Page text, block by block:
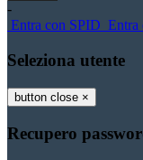
-
Entra con SPID Entra
Seleziona utente
button close ×
Recupero